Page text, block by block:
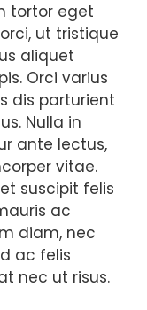
tortor eget
ut tristique
aliquet
Orci varius
dis parturient
Nulla in
ante lectus,
vitae.
suscipit felis
ac
diam, nec
ac felis
nec ut risus.